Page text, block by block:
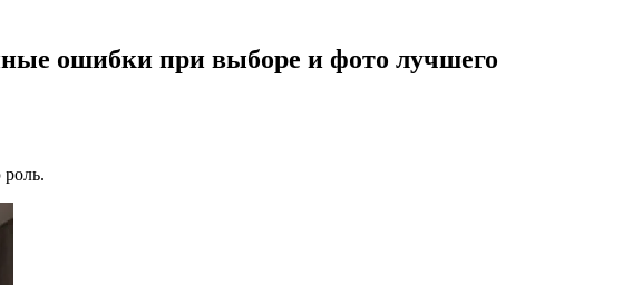
ошибки при выборе и фото лучшего